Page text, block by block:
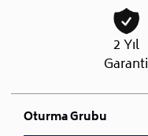
2 Yıl
Garanti
Oturma Grubu